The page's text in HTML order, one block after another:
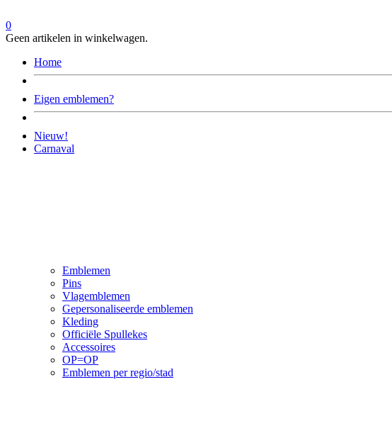
0
Geen artikelen in winkelwagen.
Home
Eigen emblemen?
Nieuw!
Carnaval
Emblemen
Pins
Vlagemblemen
Gepersonaliseerde emblemen
Kleding
Officiële Spullekes
Accessoires
OP=OP
Emblemen per regio/stad